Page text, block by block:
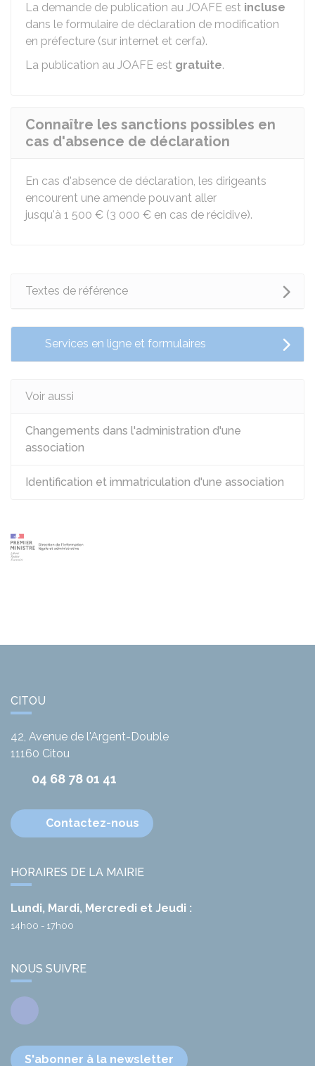
La demande de publication au JOAFE est incluse
dans le formulaire de déclaration de modification
en préfecture (sur internet et cerfa).
La publication au JOAFE est gratuite.
Connaître les sanctions possibles en
cas d'absence de déclaration
En cas d'absence de déclaration, les dirigeants
encourent une amende pouvant aller
jusqu'à 1 500 € (3 000 € en cas de récidive).
Textes de référence
Services en ligne et formulaires
Voir aussi
Changements dans l'administration d'une
association
Identification et immatriculation d'une association
CITOU
42, Avenue de l'Argent-Double
11160 Citou
04 68 78 01 41
Contactez-nous
HORAIRES DE LA MAIRIE
Lundi, Mardi, Mercredi et Jeudi :
14h00 - 17h00
NOUS SUIVRE
Facebook
S'abonner à la newsletter